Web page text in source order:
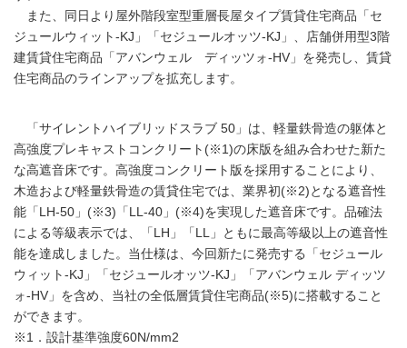
また、同日より屋外階段室型重層長屋タイプ賃貸住宅商品「セ
ジュールウィット-KJ」「セジュールオッツ-KJ」、店舗併用型3階
建賃貸住宅商品「アバンウェル ディッツォ-HV」を発売し、賃貸
住宅商品のラインアップを拡充します。
「サイレントハイブリッドスラブ 50」は、軽量鉄骨造の躯体と
高強度プレキャストコンクリート(※1)の床版を組み合わせた新た
な高遮音床です。高強度コンクリート版を採用することにより、
木造および軽量鉄骨造の賃貸住宅では、業界初(※2)となる遮音性
能「LH-50」(※3)「LL-40」(※4)を実現した遮音床です。品確法
による等級表示では、「LH」「LL」ともに最高等級以上の遮音性
能を達成しました。当仕様は、今回新たに発売する「セジュール
ウィット-KJ」「セジュールオッツ-KJ」「アバンウェル ディッツ
ォ-HV」を含め、当社の全低層賃貸住宅商品(※5)に搭載すること
ができます。
※1．設計基準強度60N/mm2